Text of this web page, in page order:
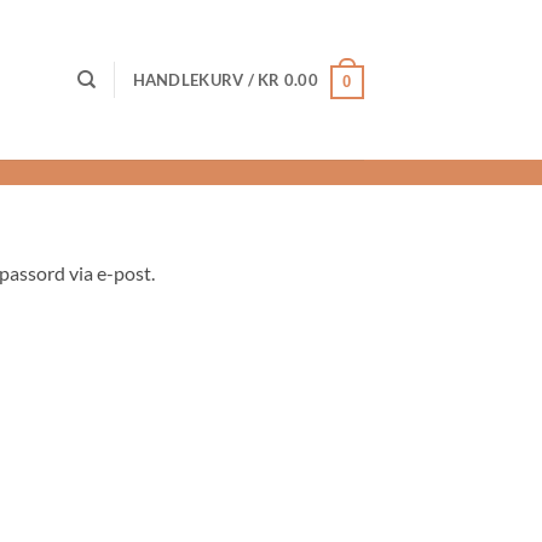
HANDLEKURV / KR 0.00 0
via e-post.